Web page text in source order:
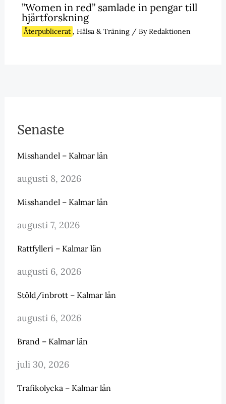
”Women in red” samlade in pengar till
hjärtforskning
Återpublicerat , Hälsa & Träning/ ByRedaktionen
Senaste
Misshandel – Kalmar län
augusti 8, 2026
Misshandel – Kalmar län
augusti 7, 2026
Rattfylleri – Kalmar län
augusti 6, 2026
Stöld/inbrott – Kalmar län
augusti 6, 2026
Brand – Kalmar län
juli 30, 2026
Trafikolycka – Kalmar län